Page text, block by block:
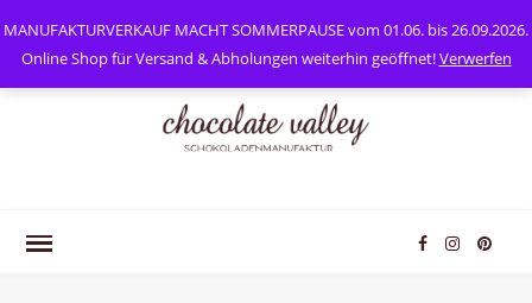
Mein Konto
MANUFAKTURVERKAUF MACHT SOMMERPAUSE vom 01.06. bis 26.09.2026.
Online Shop für Versand & Abholungen weiterhin geöffnet!Verwerfen